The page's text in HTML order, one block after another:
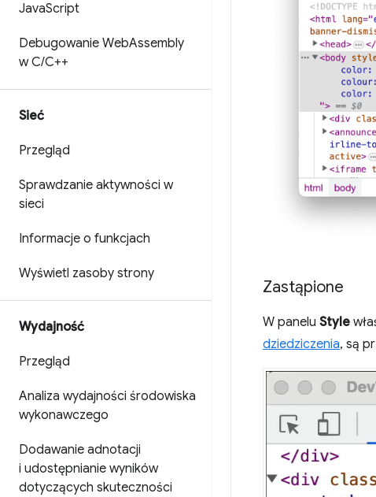
JavaScript
Debugowanie WebAssembly
w C/C++
Sieć
Przegląd
Sprawdzanie aktywności w
sieci
Informacje o funkcjach
Wyświetl zasoby strony
Wydajność
Przegląd
Analiza wydajności środowiska
wykonawczego
Dodawanie adnotacji
i udostępnianie wyników
dotyczących skuteczności
Zastąpione
W panelu Style
dziedziczenia, są